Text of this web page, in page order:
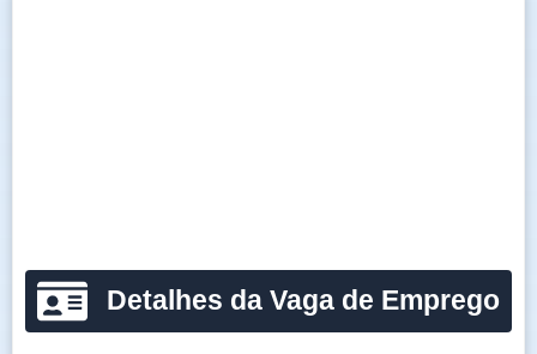
Detalhes da Vaga de Emprego